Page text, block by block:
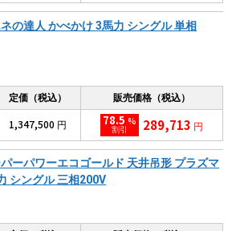
の達人 かべかけ 3馬力 シングル 単相
定価（税込） 販売価格（税込）
1,347,500 円 78.5 %
割引 289,713 円
ーパワーエコゴールド 天井吊形 プラズマ
シングル 三相200V